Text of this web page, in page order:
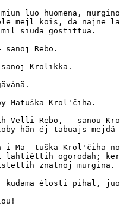
luo huomena,
mejl kois, da najne
siuda gostittua.
Rebo.
Krolikka.
Matuška Krol'čiha.
Velli Rebo, - sanou
hän éj tabuajs mejdä
Ma- tuška Krol'čiha
lähtiéttih ogorodah;
znatnoj murgina.
kudama élosti pihal,